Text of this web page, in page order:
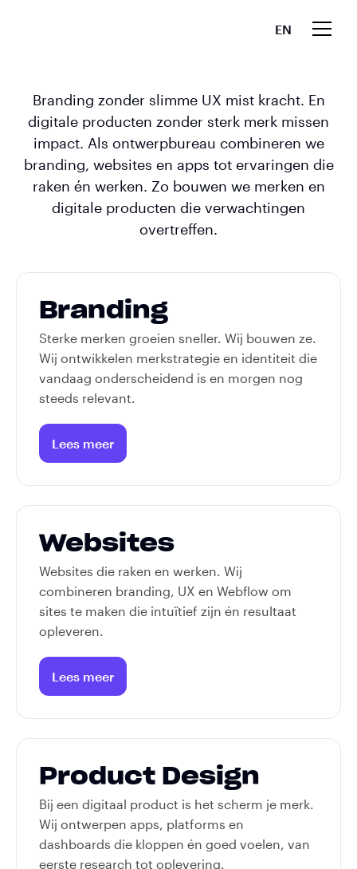
EN
Branding zonder slimme UX mist kracht. En
digitale producten zonder sterk merk missen
impact. Als ontwerpbureau combineren we
branding, websites en apps tot ervaringen die
raken én werken. Zo bouwen we merken en
digitale producten die verwachtingen
overtreffen.
Branding
Sterke merken groeien sneller. Wij bouwen ze.
Wij ontwikkelen merkstrategie en identiteit die
vandaag onderscheidend is en morgen nog
steeds relevant.
Lees meer
Websites
Websites die raken en werken. Wij
combineren branding, UX en Webflow om
sites te maken die intuïtief zijn én resultaat
opleveren.
Lees meer
Product Design
Bij een digitaal product is het scherm je merk.
Wij ontwerpen apps, platforms en
dashboards die kloppen én goed voelen, van
eerste research tot oplevering.